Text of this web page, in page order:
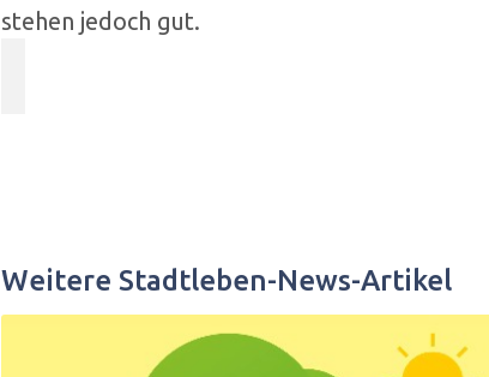
stehen jedoch gut.
Weitere Stadtleben-News-Artikel